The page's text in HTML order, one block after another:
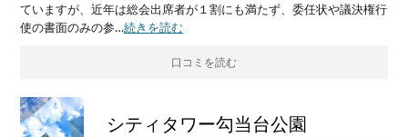
ていますが、近年は総会出席者が１割にも満たず、委任状や議決権行
使の書面のみの参…続きを読む
口コミを読む
シティタワー勾当台公園